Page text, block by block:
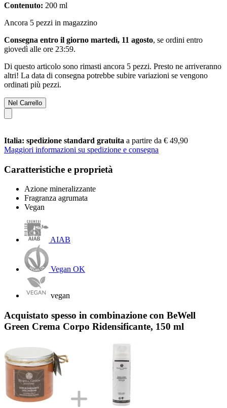
Contenuto: 200 ml
Ancora 5 pezzi in magazzino
Consegna entro il giorno martedì, 11 agosto, se ordini entro
giovedì alle ore 23:59.
Di questo articolo sono rimasti ancora 5 pezzi. Presto ne arriveranno
altri! La data di consegna potrebbe subire variazioni se vengono
ordinati più pezzi.
Nel Carrello
Italia: spedizione standard gratuita a partire da € 49,90
Maggiori informazioni su spedizione e consegna
Caratteristiche e proprietà
Azione mineralizzante
Fragranza agrumata
Vegan
AIAB
Vegan OK
vegan
Acquistato spesso in combinazione con BeWell
Green Crema Corpo Ridensificante, 150 ml